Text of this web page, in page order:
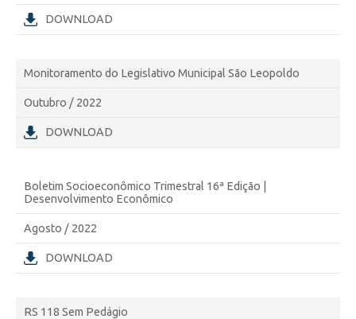
DOWNLOAD
Monitoramento do Legislativo Municipal São Leopoldo
Outubro / 2022
DOWNLOAD
Boletim Socioeconômico Trimestral 16ª Edição |
Desenvolvimento Econômico
Agosto / 2022
DOWNLOAD
RS 118 Sem Pedágio